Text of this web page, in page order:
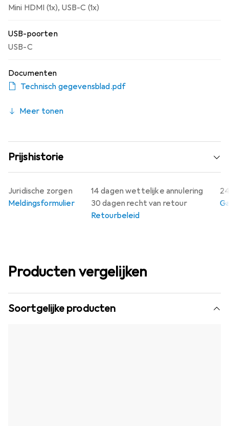
Mini HDMI (1x), USB-C (1x)
USB-poorten
USB-C
Documenten
Technisch gegevensblad.pdf
Meer tonen
Prijshistorie
14 dagen wettelijke annulering
30 dagen recht van retour
Retourbeleid
Juridische zorgen
Meldingsformulier
Producten vergelijken
Soortgelijke producten